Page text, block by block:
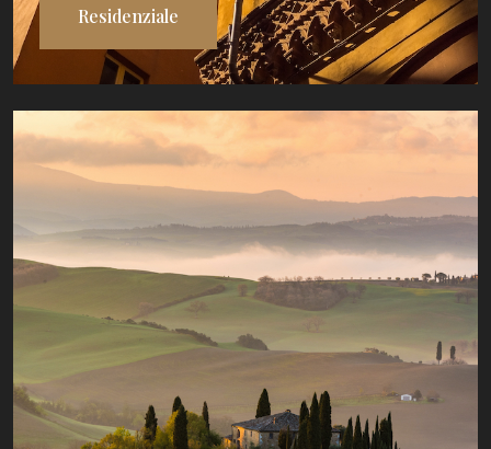
Residenziale